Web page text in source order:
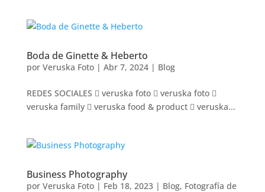
Boda de Ginette & Heberto
por Veruska Foto| Abr 7, 2024| Blog
REDES SOCIALES  veruska foto  veruska foto 
veruska family  veruska food & product  veruska...
Business Photography
por Veruska Foto| Feb 18, 2023| Blog, Fotografía de